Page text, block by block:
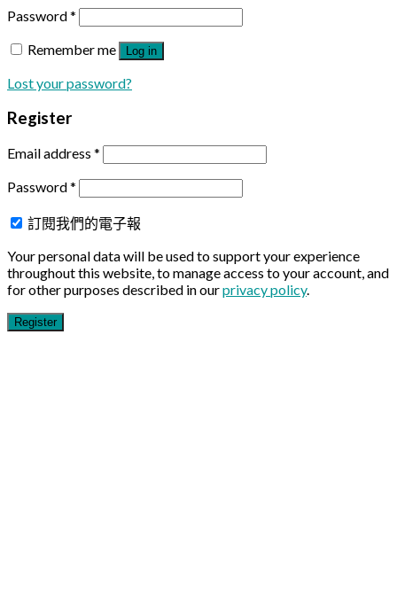
Password*
Remember me
Log in
Lost your password?
Register
Email address *
Password*
訂閱我們的電子報
Your personal data will be used to support your experience
throughout this website, to manage access to your account, and
for other purposes described in ourprivacy policy.
Register